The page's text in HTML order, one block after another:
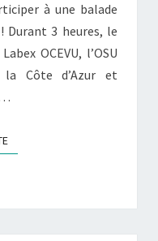
à une balade
Durant 3 heures, le
OCEVU, l’OSU
la Côte d’Azur et
LIRE LA SUITE